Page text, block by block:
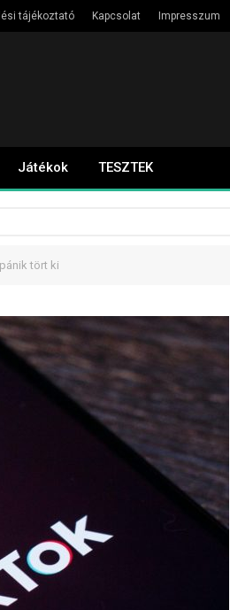
tájékoztató Kapcsolat Impresszum
Játékok TESZTEK
tört ki